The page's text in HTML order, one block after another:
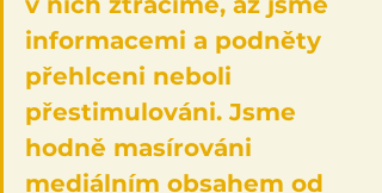
informacemi a podněty
přehlceni neboli
přestimulováni. Jsme
hodně masírováni
mediálním obsahem od